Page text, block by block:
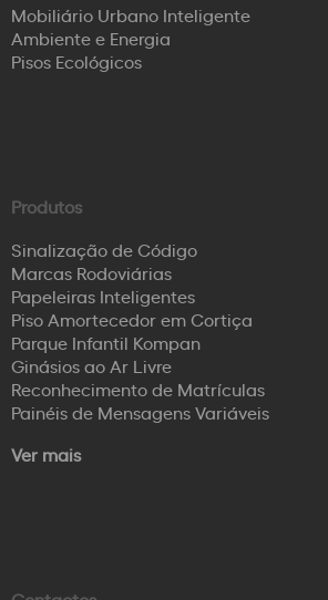
Mobiliário Urbano Inteligente
Ambiente e Energia
Pisos Ecológicos
Produtos
Sinalização de Código
Marcas Rodoviárias
Papeleiras Inteligentes
Piso Amortecedor em Cortiça
Parque Infantil Kompan
Ginásios ao Ar Livre
Reconhecimento de Matrículas
Painéis de Mensagens Variáveis
Ver mais